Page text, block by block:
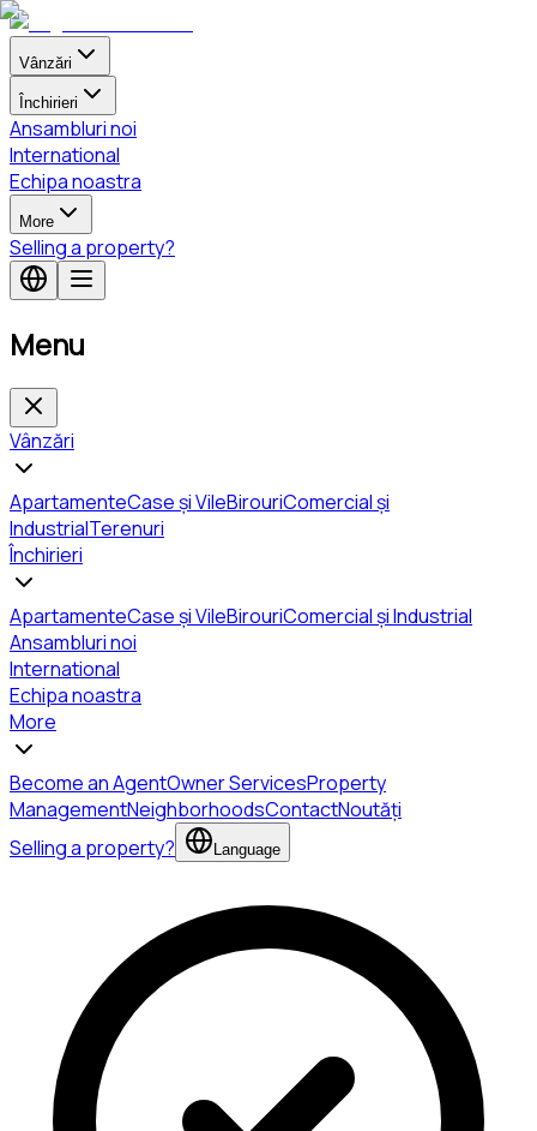
Vânzări
Închirieri
Ansambluri noi
International
Echipa noastra
More
Selling a property?
Menu
Vânzări
ApartamenteCase și VileBirouriComercial și
IndustrialTerenuri
Închirieri
ApartamenteCase și VileBirouriComercial și Industrial
Ansambluri noi
International
Echipa noastra
More
Become an AgentOwner ServicesProperty
ManagementNeighborhoodsContactNoutăți
Selling a property?
Language